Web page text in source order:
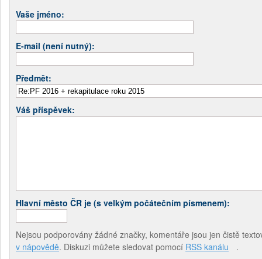
Vaše jméno:
E-mail (není nutný):
Předmět:
Váš příspěvek:
Hlavní město ČR je (s velkým počátečním písmenem):
Nejsou podporovány žádné značky, komentáře jsou jen čistě
v nápovědě. Diskuzi můžete sledovat pomocí RSS kanálu .